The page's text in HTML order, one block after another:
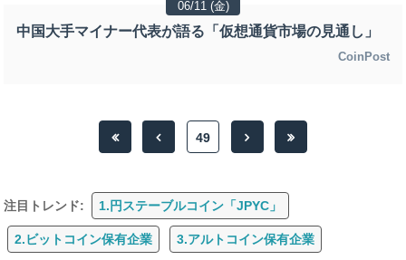
06/11 (金)
中国大手マイナー代表が語る「仮想通貨市場の見通し」
CoinPost
49
注目トレンド: 1.円ステーブルコイン「JPYC」
2.ビットコイン保有企業 3.アルトコイン保有企業